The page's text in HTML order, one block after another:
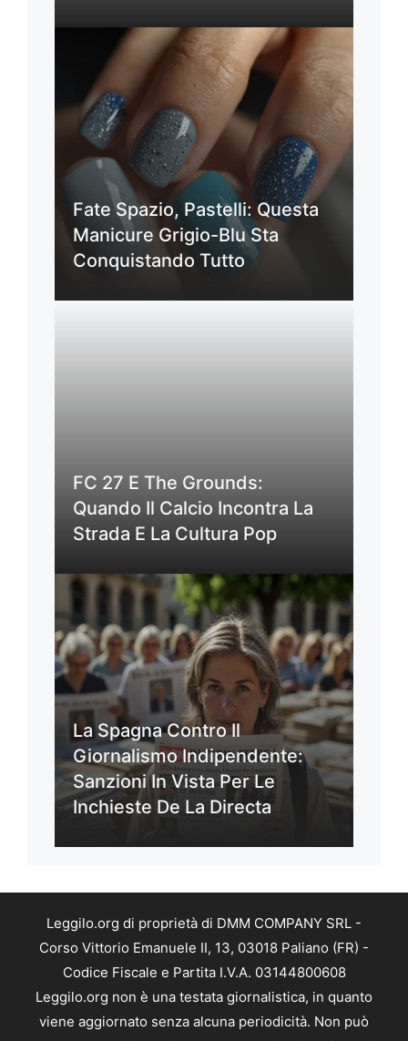
Fate Spazio, Pastelli: Questa
Manicure Grigio-Blu Sta
Conquistando Tutto
FC 27 E The Grounds:
Quando Il Calcio Incontra La
Strada E La Cultura Pop
La Spagna Contro Il
Giornalismo Indipendente:
Sanzioni In Vista Per Le
Inchieste De La Directa
Leggilo.org di proprietà di DMM COMPANY SRL -
Corso Vittorio Emanuele II, 13, 03018 Paliano (FR) -
Codice Fiscale e Partita I.V.A. 03144800608
Leggilo.org non è una testata giornalistica, in quanto
viene aggiornato senza alcuna periodicità. Non può